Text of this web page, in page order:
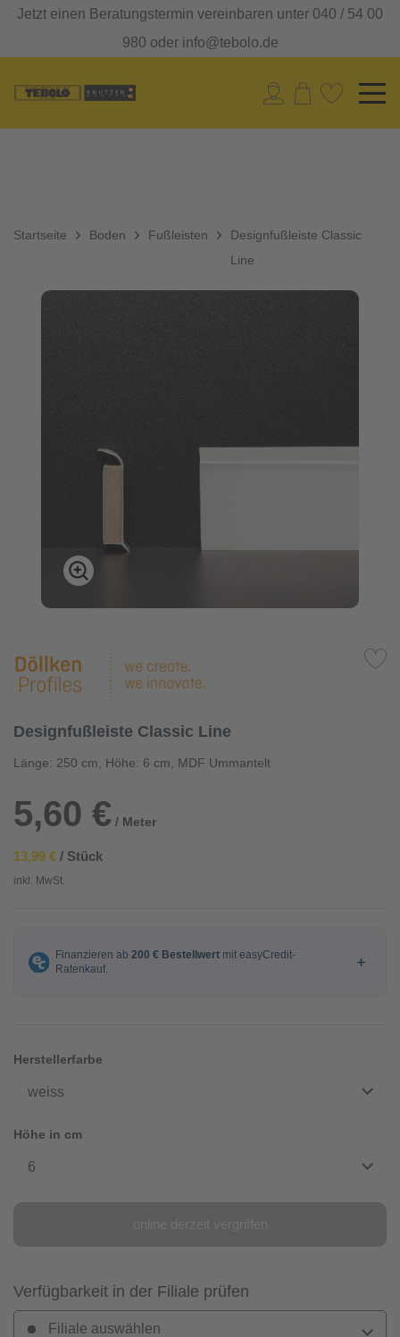
Jetzt einen Beratungstermin vereinbaren unter 040 / 54 00
980 oder info@tebolo.de
Startseite Boden Fußleisten
Designfußleiste Classic
Line
Designfußleiste Classic Line
Länge: 250 cm, Höhe: 6 cm, MDF Ummantelt
5,60 € / Meter
13,99 € / Stück
inkl. MwSt.
Herstellerfarbe
weiss
Höhe in cm
6
Verfügbarkeit in der Filiale prüfen
Filiale auswählen